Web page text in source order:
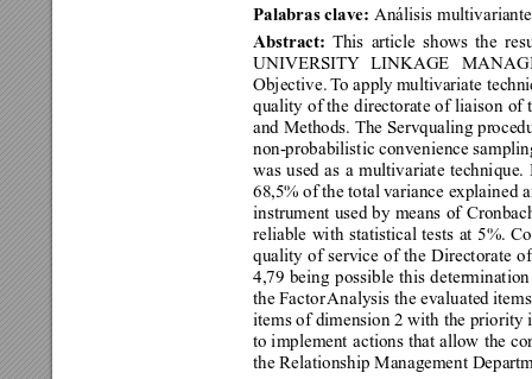
Palabras clave: Análisis
Abstract: This article shows the
UNIVERSITY LINKAGE
Objective. To apply multivariate
quality of the directorate of liaison of
and Methods. The Servqualing
non-probabilistic convenience
was used as a multivariate technique.
68,5% of the total variance explained
instrument used by means of
reliable with statistical tests at 5%.
quality of service of the Directorate
4,79 being possible this
the Factor Analysis the evaluated
items of dimension 2 with the priority
to implement actions that allow the
the Relationship Management